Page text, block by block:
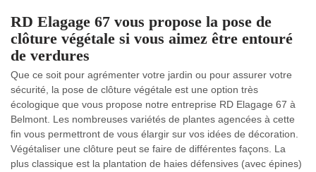
RD Elagage 67 vous propose la pose de
clôture végétale si vous aimez être entouré
de verdures
Que ce soit pour agrémenter votre jardin ou pour assurer votre
sécurité, la pose de clôture végétale est une option très
écologique que vous propose notre entreprise RD Elagage 67 à
Belmont. Les nombreuses variétés de plantes agencées à cette
fin vous permettront de vous élargir sur vos idées de décoration.
Végétaliser une clôture peut se faire de différentes façons. La
plus classique est la plantation de haies défensives (avec épines)